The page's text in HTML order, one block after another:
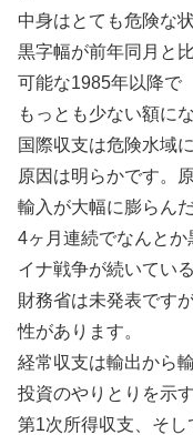
中身はとても危険な
黒字幅が前年同月と
可能な1985年以降で
もっとも少ない額に
国際収支は危険水域
原因は明らかです。
輸入が大幅に膨らん
4ヶ月連続でなんと
イナ戦争が続いている
財務省は未発表です
性があります。
経常収支は輸出から
投資のやりとりを示す
第1次所得収支、そ